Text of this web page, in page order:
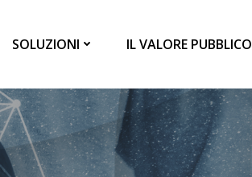
SOLUZIONI IL VALORE PUBBLICO